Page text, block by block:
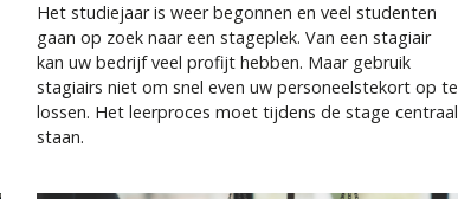
Het studiejaar is weer begonnen en veel studenten
gaan op zoek naar een stageplek. Van een stagiair
kan uw bedrijf veel profijt hebben. Maar gebruik
stagiairs niet om snel even uw personeelstekort op te
lossen. Het leerproces moet tijdens de stage centraal
staan.